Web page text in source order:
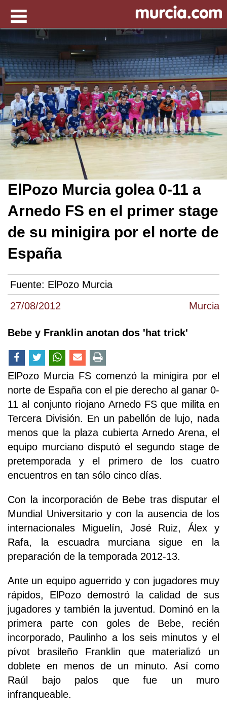
27/08/2012 Murcia
ElPozo Murcia golea 0-11 a
Arnedo FS en el primer stage
de su minigira por el norte de
España
Fuente: ElPozo Murcia
Bebe y Franklin anotan dos 'hat trick'
ElPozo Murcia FS comenzó la minigira por el
norte de España con el pie derecho al ganar 0-
11 al conjunto riojano Arnedo FS que milita en
Tercera División. En un pabellón de lujo, nada
menos que la plaza cubierta Arnedo Arena, el
equipo murciano disputó el segundo stage de
pretemporada y el primero de los cuatro
encuentros en tan sólo cinco días.
Con la incorporación de Bebe tras disputar el
Mundial Universitario y con la ausencia de los
internacionales Miguelín, José Ruiz, Álex y
Rafa, la escuadra murciana sigue en la
preparación de la temporada 2012-13.
Ante un equipo aguerrido y con jugadores muy
rápidos, ElPozo demostró la calidad de sus
jugadores y también la juventud. Dominó en la
primera parte con goles de Bebe, recién
incorporado, Paulinho a los seis minutos y el
pívot brasileño Franklin que materializó un
doblete en menos de un minuto. Así como
Raúl bajo palos que fue un muro
infranqueable.